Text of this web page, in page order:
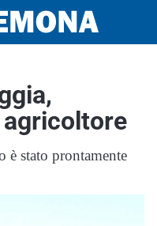
stato prontamente